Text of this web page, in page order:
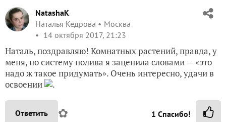
NatashaK
Наталья Кедрова
Москва
14 октября 2017, 21:23
Наталь, поздравляю! Комнатных растений, правда, у
меня, но систему полива я заценила словами — «это
надо ж такое придумать». Очень интересно, удачи в
освоении
.
Ответить ✿ 1 Спасибо!